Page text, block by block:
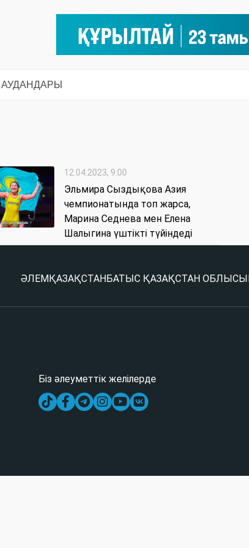
АУДАНДАРЫ
12.04.2023, 9:00
Эльмира Сыздықова Азия
чемпионатында топ жарса,
Марина Седнева мен Елена
Шалыгина үштікті түйіндеді
ӘЛЕМ ҚАЗАҚСТАН БАТЫС ҚАЗАҚСТАН ОБЛЫСЫ
Біз әлеуметтік желілерде